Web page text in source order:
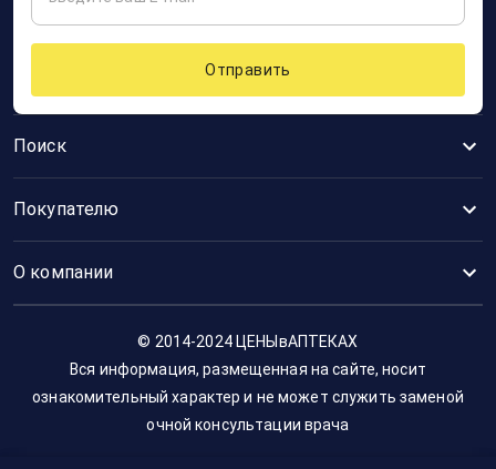
Поиск
Покупателю
О компании
Отправить
© 2014-2024 ЦЕНЫвАПТЕКАХ
Вся информация, размещенная на сайте, носит
ознакомительный характер и не может служить заменой
очной консультации врача